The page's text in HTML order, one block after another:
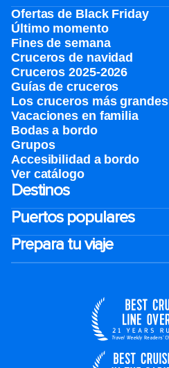
Ofertas de Black Friday
Último momento
Fines de semana
Cruceros de navidad
Cruceros 2025-2026
Guías de cruceros
Los cruceros más grandes
Vacaciones en familia
Bodas a bordo
Grupos
Accesibilidad a bordo
Ver catálogo
Destinos
Puertos populares
Prepara tu viaje